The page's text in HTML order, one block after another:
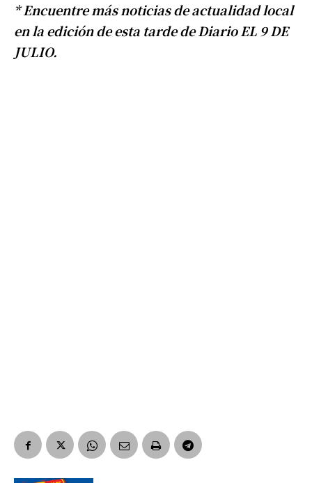
* Encuentre más noticias de actualidad local
en la edición de esta tarde de Diario EL 9 DE
JULIO.